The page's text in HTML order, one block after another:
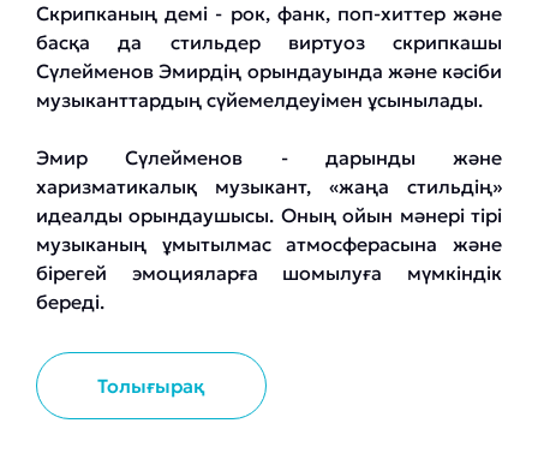
Скрипканың демі - рок, фанк, поп-хиттер және
басқа да стильдер виртуоз скрипкашы
Сүлейменов Эмирдің орындауында және кәсіби
музыканттардың сүйемелдеуімен ұсынылады.
Эмир Сүлейменов - дарынды және
харизматикалық музыкант, «жаңа стильдің»
идеалды орындаушысы. Оның ойын мәнері тірі
музыканың ұмытылмас атмосферасына және
бірегей эмоцияларға шомылуға мүмкіндік
береді.
Толығырақ